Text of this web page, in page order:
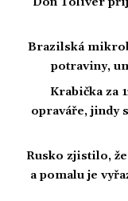
Brazilská
potraviny,
Krabička za
opraváře, jindy
Rusko zjistilo,
a pomalu je